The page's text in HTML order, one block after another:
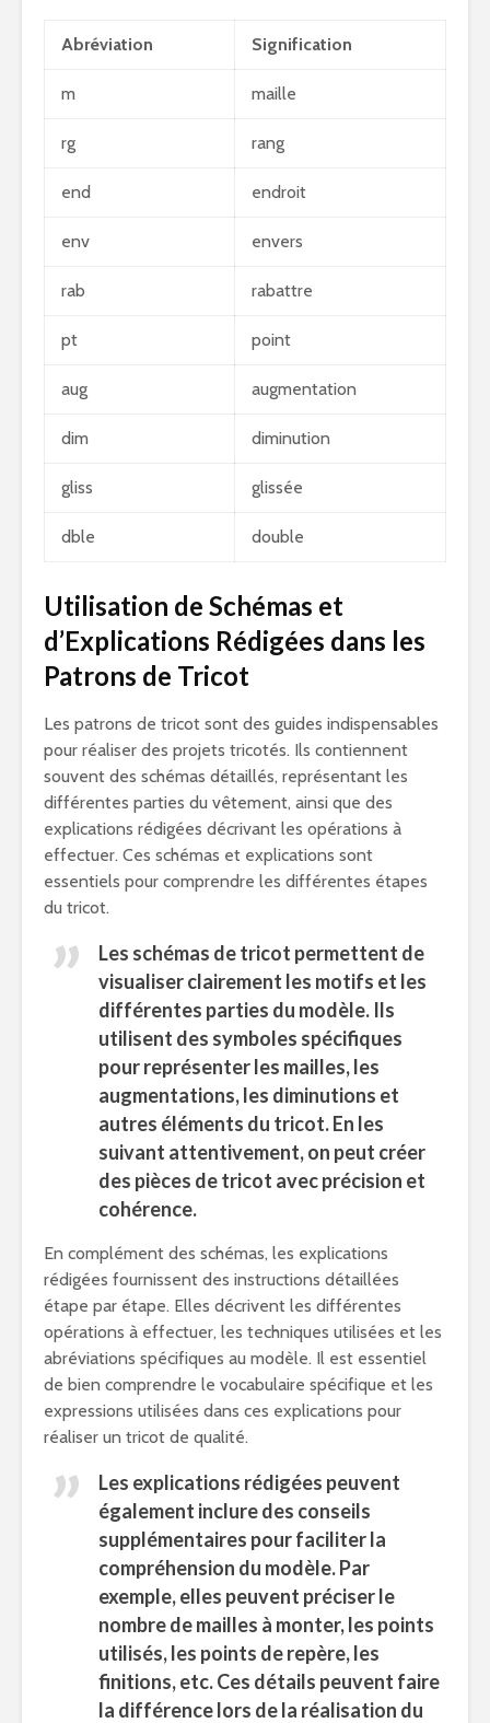
Abréviation Signification
m maille
rg rang
end endroit
env envers
rab rabattre
pt point
aug augmentation
dim diminution
gliss glissée
dble double
Utilisation de Schémas et
d’Explications Rédigées dans les
Patrons de Tricot
Les patrons de tricot sont des guides indispensables
pour réaliser des projets tricotés. Ils contiennent
souvent des schémas détaillés, représentant les
différentes parties du vêtement, ainsi que des
explications rédigées décrivant les opérations à
effectuer. Ces schémas et explications sont
essentiels pour comprendre les différentes étapes
du tricot.
Les schémas de tricot permettent de
visualiser clairement les motifs et les
différentes parties du modèle. Ils
utilisent des symboles spécifiques
pour représenter les mailles, les
augmentations, les diminutions et
autres éléments du tricot. En les
suivant attentivement, on peut créer
des pièces de tricot avec précision et
cohérence.
En complément des schémas, les explications
rédigées fournissent des instructions détaillées
étape par étape. Elles décrivent les différentes
opérations à effectuer, les techniques utilisées et les
abréviations spécifiques au modèle. Il est essentiel
de bien comprendre le vocabulaire spécifique et les
expressions utilisées dans ces explications pour
réaliser un tricot de qualité.
Les explications rédigées peuvent
également inclure des conseils
supplémentaires pour faciliter la
compréhension du modèle. Par
exemple, elles peuvent préciser le
nombre de mailles à monter, les points
utilisés, les points de repère, les
finitions, etc. Ces détails peuvent faire
la différence lors de la réalisation du